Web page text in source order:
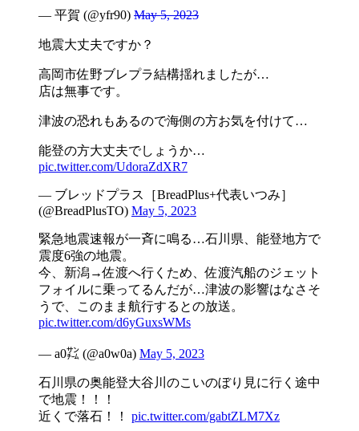
— 平賀 (@yfr90) May 5, 2023
地震大丈夫ですか？
高岡市佐野ブレプラ結構揺れましたが…
店は無事です。
津波の恐れもあるので海側の方お気を付けて…
能登の方大丈夫でしょうか…
pic.twitter.com/UdoraZdXR7
— ブレッドプラス［BreadPlus+代表いつみ］
(@BreadPlusTO) May 5, 2023
緊急地震速報が一斉に鳴る…石川県、能登地方で
震度6強の地震。
今、新潟→佐渡へ行くため、佐渡汽船のジェット
フォイルに乗ってるんだが…津波の影響はなさそ
うで、このまま航行するとの放送。
pic.twitter.com/d6yGuxsWMs
— a0㌠ (@a0w0a) May 5, 2023
石川県の奥能登大谷川のこいのぼり見に行く途中
で地震！！！
近くで落石！！ pic.twitter.com/gabtZLM7Xz